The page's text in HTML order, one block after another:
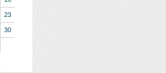
23
30